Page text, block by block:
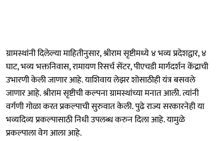
ग्रामस्थांनी दिलेल्या माहितीनुसार, श्रीराम सृष्टीमध्ये ४ भव्य प्रदेशद्वार, ४
घाट, भव्य भक्तनिवास, रामायण रिसर्च सेंटर, पीएचडी मार्गदर्शन केंद्राची
उभारणी केली जाणार आहे. याशिवाय लेझर शोसाठीही यंत्र बसवले
जाणार आहे. श्रीराम सृष्टीची कल्पना ग्रामस्थांच्या मनात आली. त्यांनी
वर्गणी गोळा करत प्रकल्पाची सुरुवात केली. पुढे राज्य सरकारनेही या
भव्यदिव्य प्रकल्पासाठी निधी उपलब्ध करुन दिला आहे. यामुळे
प्रकल्पाला वेग आला आहे.